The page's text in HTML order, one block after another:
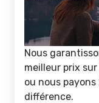
Nous
meilleur prix
ou nous payons
différence.